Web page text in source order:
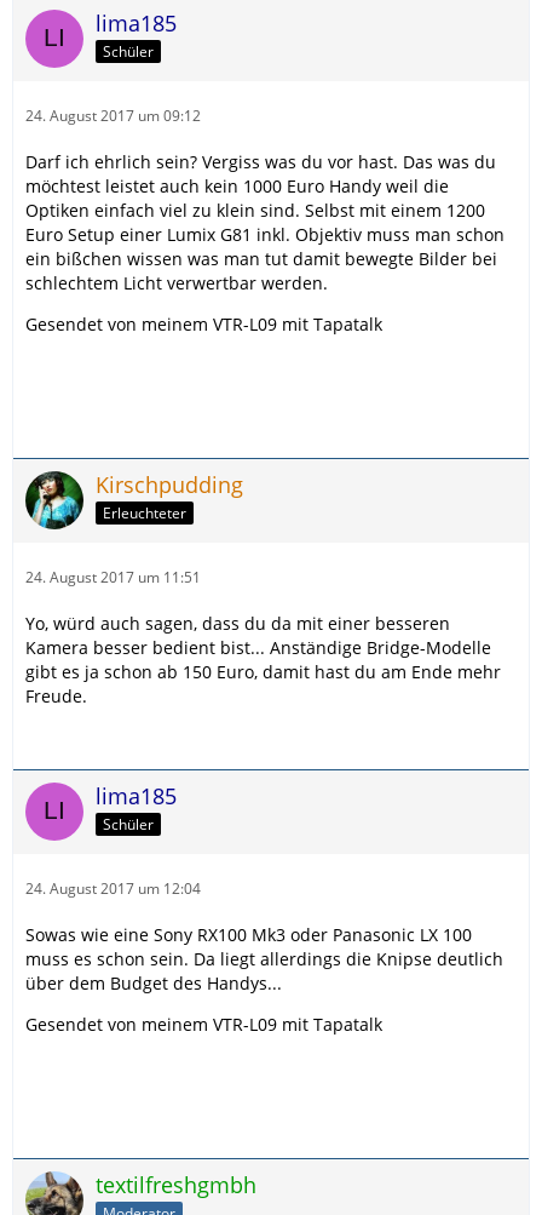
lima185
Schüler
24. August 2017 um 09:12
Darf ich ehrlich sein? Vergiss was du vor hast. Das was du
möchtest leistet auch kein 1000 Euro Handy weil die
Optiken einfach viel zu klein sind. Selbst mit einem 1200
Euro Setup einer Lumix G81 inkl. Objektiv muss man schon
ein bißchen wissen was man tut damit bewegte Bilder bei
schlechtem Licht verwertbar werden.
Gesendet von meinem VTR-L09 mit Tapatalk
Kirschpudding
Erleuchteter
24. August 2017 um 11:51
Yo, würd auch sagen, dass du da mit einer besseren
Kamera besser bedient bist... Anständige Bridge-Modelle
gibt es ja schon ab 150 Euro, damit hast du am Ende mehr
Freude.
lima185
Schüler
24. August 2017 um 12:04
Sowas wie eine Sony RX100 Mk3 oder Panasonic LX 100
muss es schon sein. Da liegt allerdings die Knipse deutlich
über dem Budget des Handys...
Gesendet von meinem VTR-L09 mit Tapatalk
textilfreshgmbh